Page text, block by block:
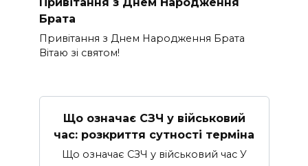
Брата
Привітання з Днем Народження Брата
Вітаю зі святом!
Що означає СЗЧ у військовий
час: розкриття сутності терміна
Що означає СЗЧ у військовий час У